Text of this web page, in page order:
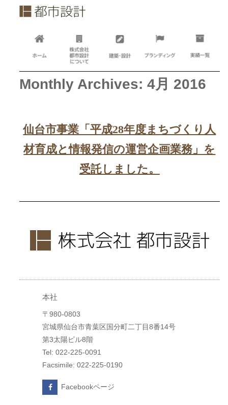
Monthly Archives: 4月 2016
仙台市事業「平成28年度まちづくり人
材育成と情報発信の運営企画業務」を
受託しました。
本社
〒980-0803
宮城県仙台市青葉区国分町二丁目8番14号
第3太陽ビル8階
Tel: 022-225-0091
Facsimile: 022-225-0190
Facebookページ